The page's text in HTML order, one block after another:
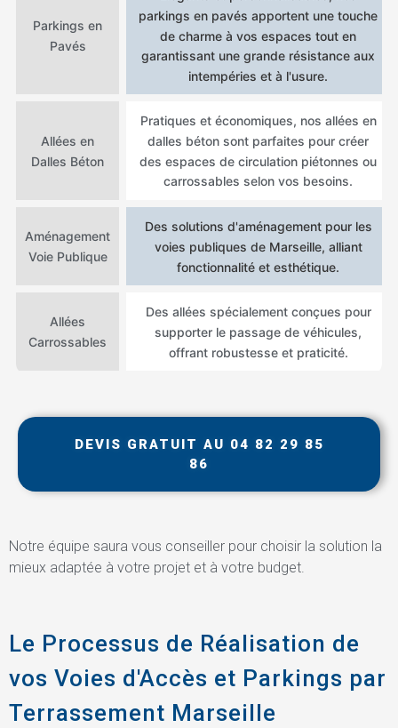
Parkings en
Pavés
parkings en pavés apportent une touche
de charme à vos espaces tout en
garantissant une grande résistance aux
intempéries et à l'usure.
Allées en
Dalles Béton
Pratiques et économiques, nos allées en
dalles béton sont parfaites pour créer
des espaces de circulation piétonnes ou
carrossables selon vos besoins.
Aménagement
Voie Publique
Des solutions d'aménagement pour les
voies publiques de Marseille, alliant
fonctionnalité et esthétique.
Allées
Carrossables
Des allées spécialement conçues pour
supporter le passage de véhicules,
offrant robustesse et praticité.
DEVIS GRATUIT AU 04 82 29 85
86
Notre équipe saura vous conseiller pour choisir la solution la
mieux adaptée à votre projet et à votre budget.
Le Processus de Réalisation de
vos Voies d'Accès et Parkings par
Terrassement Marseille